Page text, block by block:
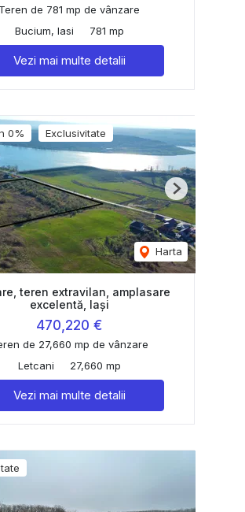
Teren de 781 mp de vânzare
Bucium, Iasi
781 mp
Vezi mai multe detalii
0% Exclusivitate
Harta
Next
teren extravilan, amplasare
excelentă, Iași
470,220 €
de 27,660 mp de vânzare
Letcani
27,660 mp
Vezi mai multe detalii